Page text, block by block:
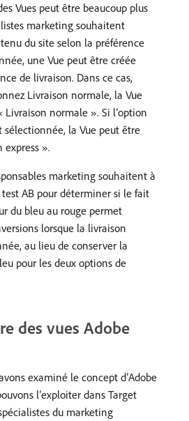
Vues peut être beaucoup plus
marketing souhaitent
du site selon la préférence
une Vue peut être créée
de livraison. Dans ce cas,
Livraison normale, la Vue
normale ». Si l’option
sélectionnée, la Vue peut être
».
marketing souhaitent à
AB pour déterminer si le fait
du bleu au rouge permet
lorsque la livraison
au lieu de conserver la
pour les deux options de
des vues Adobe
examiné le concept d’Adobe
l’exploiter dans Target
du marketing